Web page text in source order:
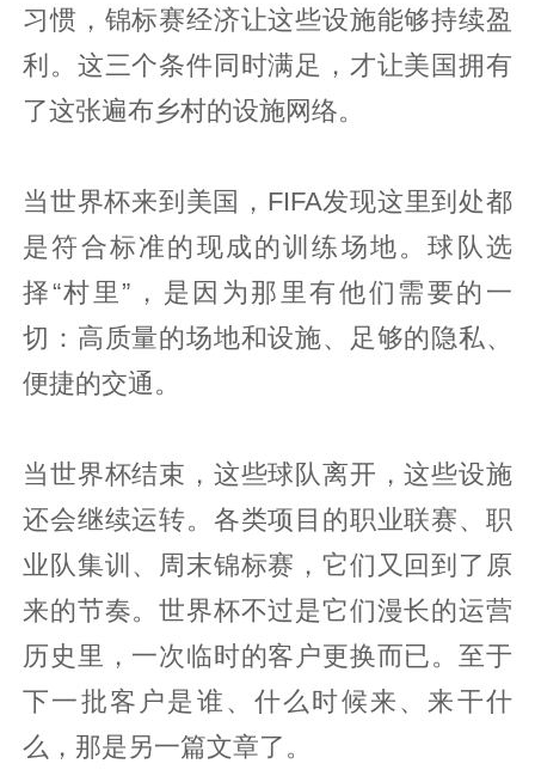
习惯，锦标赛经济让这些设施能够持续盈
利。这三个条件同时满足，才让美国拥有
了这张遍布乡村的设施网络。
当世界杯来到美国，FIFA发现这里到处都
是符合标准的现成的训练场地。球队选
择“村里”，是因为那里有他们需要的一
切：高质量的场地和设施、足够的隐私、
便捷的交通。
当世界杯结束，这些球队离开，这些设施
还会继续运转。各类项目的职业联赛、职
业队集训、周末锦标赛，它们又回到了原
来的节奏。世界杯不过是它们漫长的运营
历史里，一次临时的客户更换而已。至于
下一批客户是谁、什么时候来、来干什
么，那是另一篇文章了。